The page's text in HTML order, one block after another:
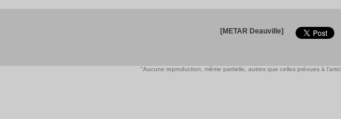
[METAR Deauville]
"Aucune reproduction, même partielle, autres que celles prévues à